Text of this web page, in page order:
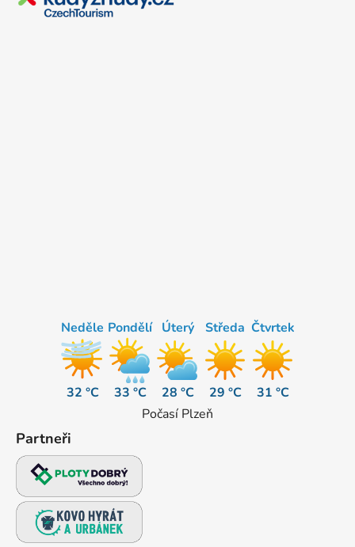
Neděle
32 °C
Pondělí
33 °C
Úterý
28 °C
Středa
29 °C
Čtvrtek
31 °C
Počasí Plzeň
Partneři